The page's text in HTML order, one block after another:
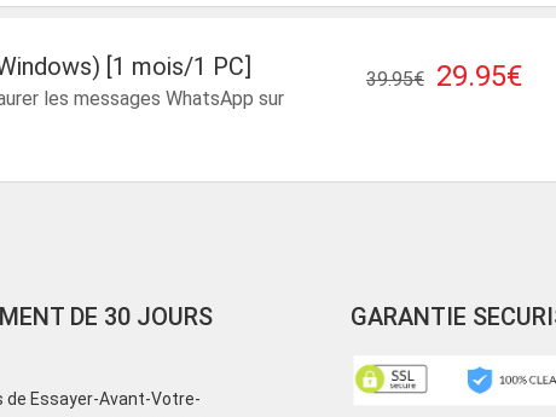
[1 mois/1 PC]
les messages WhatsApp sur
29.95€
39.95€
DE 30 JOURS
Essayer-Avant-Votre-
GARANTIE